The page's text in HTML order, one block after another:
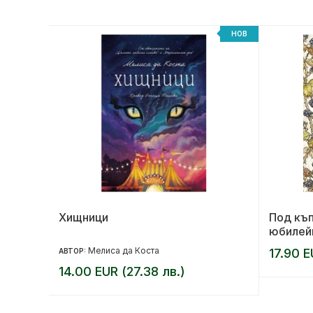
НОВ
Хищници
АВТОР: Мелиса да Коста
14.00 EUR (27.38 лв.)
Под
17.90